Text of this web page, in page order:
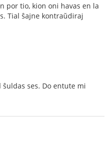
por tio, kion oni havas en la
Tial ŝajne kontraŭdiraj
ses. Do entute mi